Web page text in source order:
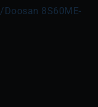
Doosan 8S60ME-